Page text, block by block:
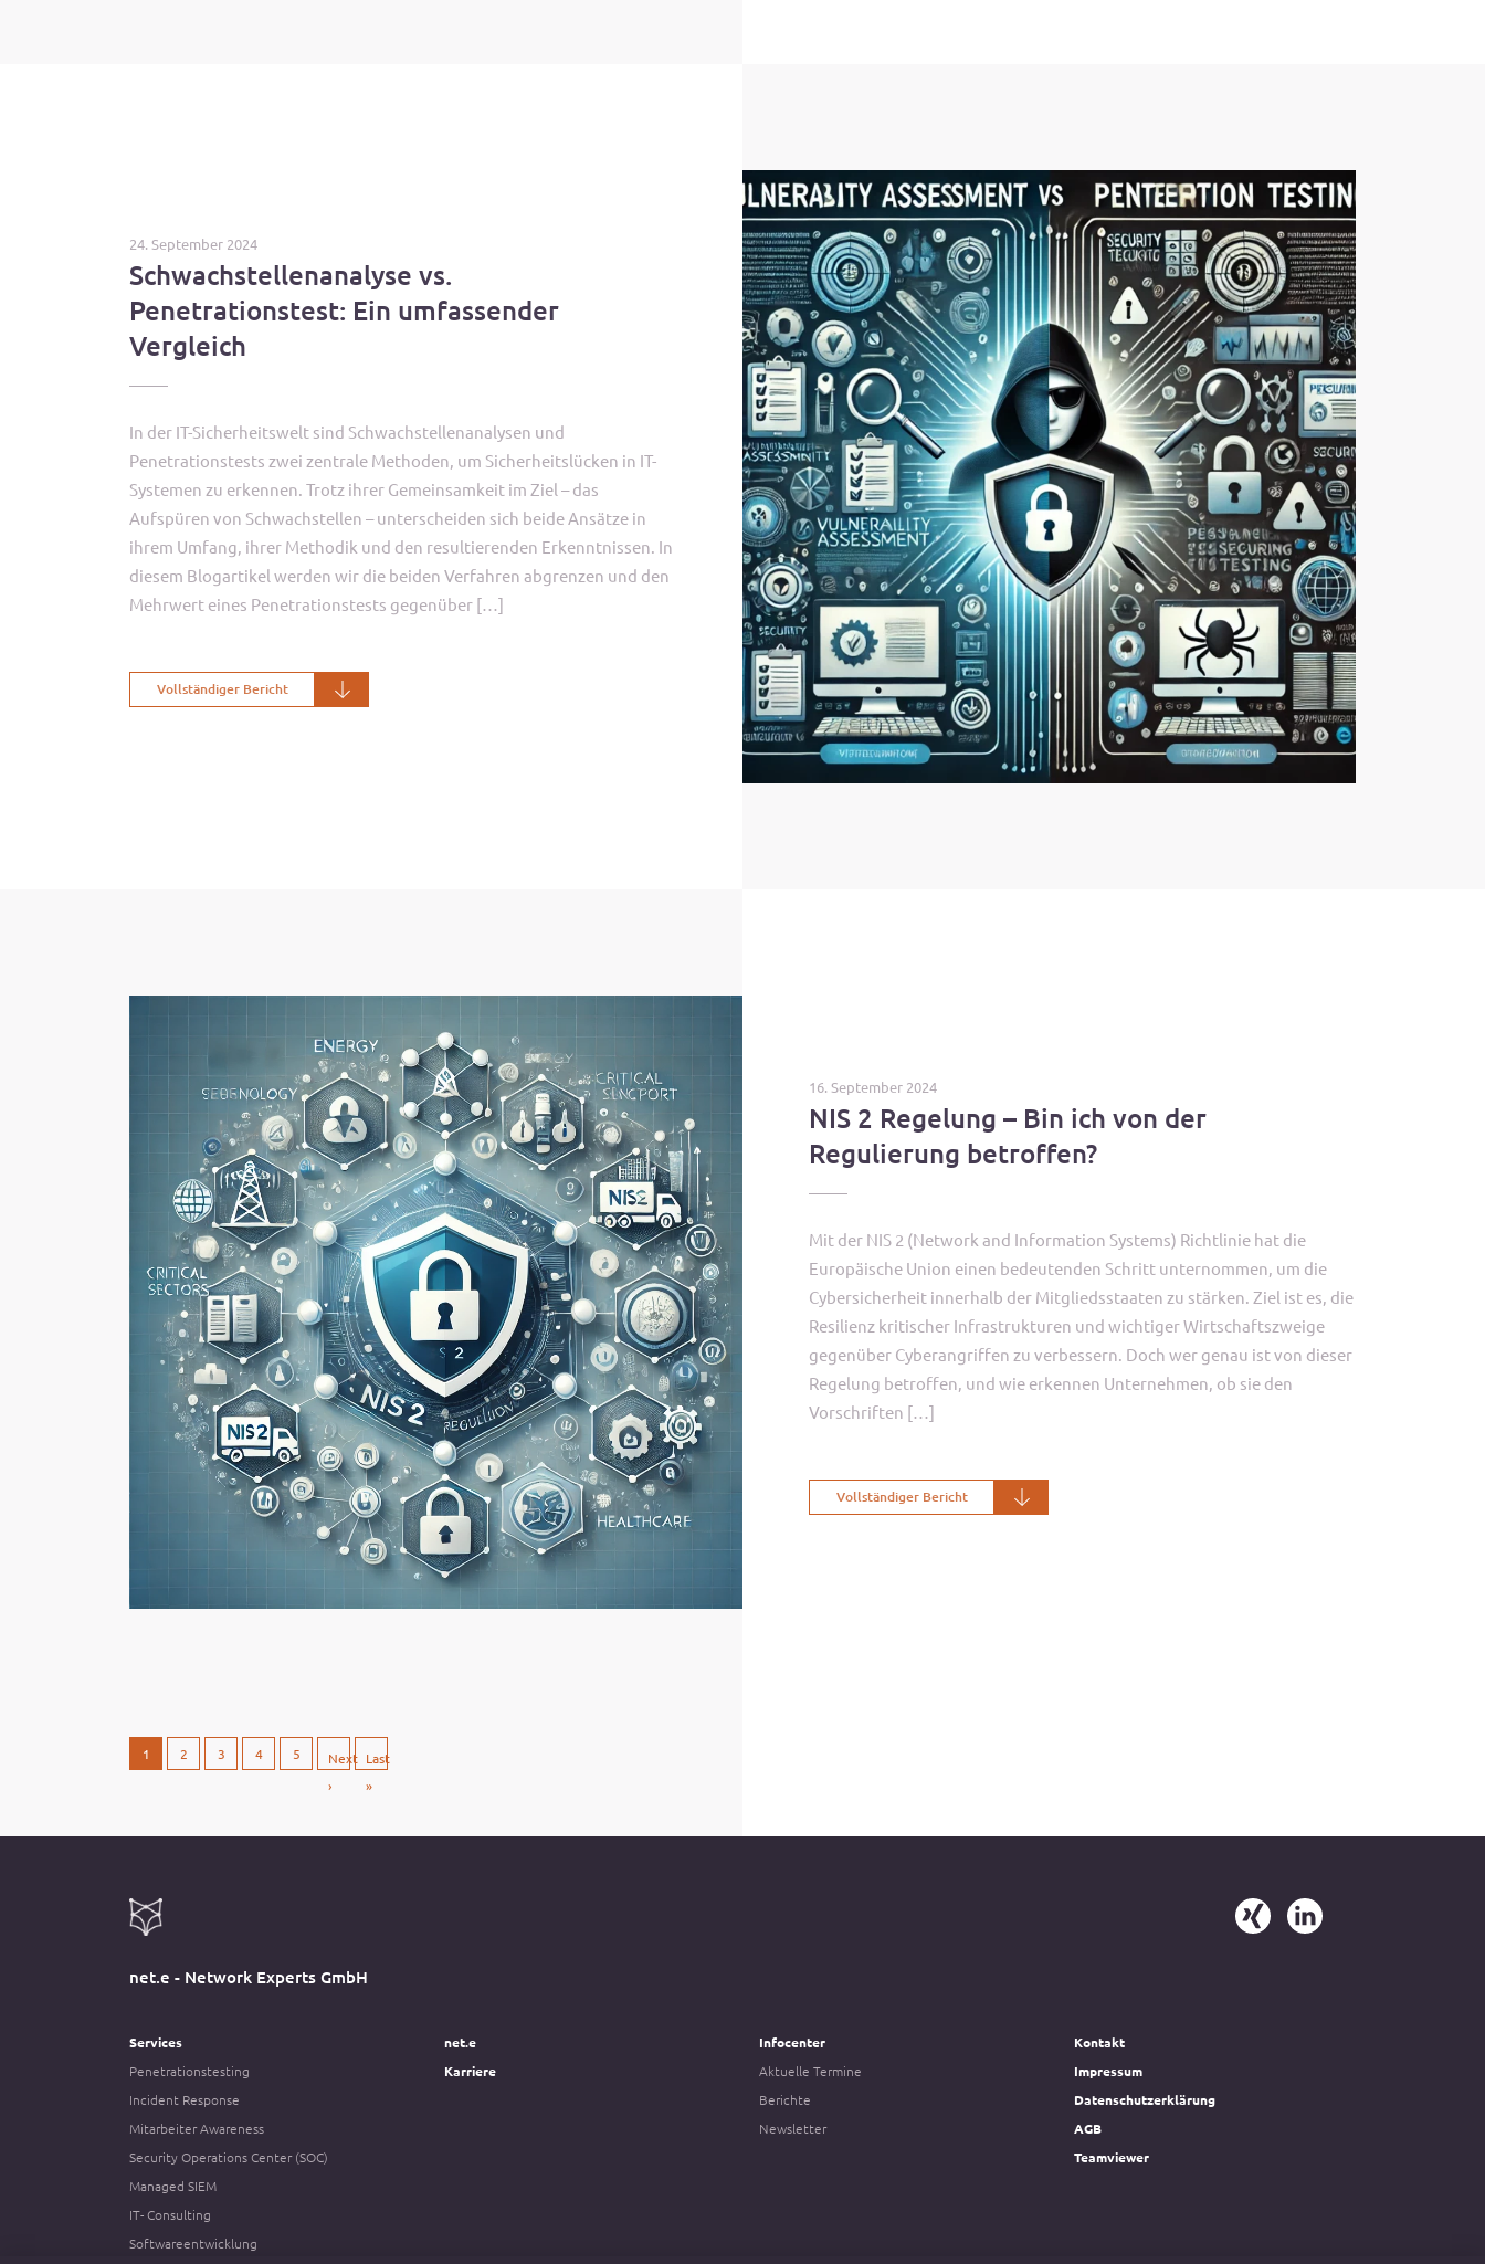
24. September 2024
Schwachstellenanalyse vs.
Penetrationstest: Ein umfassender
Vergleich
In der IT-Sicherheitswelt sind Schwachstellenanalysen und
Penetrationstests zwei zentrale Methoden, um Sicherheitslücken in IT-
Systemen zu erkennen. Trotz ihrer Gemeinsamkeit im Ziel – das
Aufspüren von Schwachstellen – unterscheiden sich beide Ansätze in
ihrem Umfang, ihrer Methodik und den resultierenden Erkenntnissen. In
diesem Blogartikel werden wir die beiden Verfahren abgrenzen und den
Mehrwert eines Penetrationstests gegenüber […]
Vollständiger Bericht
16. September 2024
NIS 2 Regelung – Bin ich von der
Regulierung betroffen?
Mit der NIS 2 (Network and Information Systems) Richtlinie hat die
Europäische Union einen bedeutenden Schritt unternommen, um die
Cybersicherheit innerhalb der Mitgliedsstaaten zu stärken. Ziel ist es, die
Resilienz kritischer Infrastrukturen und wichtiger Wirtschaftszweige
gegenüber Cyberangriffen zu verbessern. Doch wer genau ist von dieser
Regelung betroffen, und wie erkennen Unternehmen, ob sie den
Vorschriften […]
Vollständiger Bericht
1 2 3 4 5
Next
›
Last
»
net.e - Network Experts GmbH
Services
Penetrationstesting
Incident Response
Mitarbeiter Awareness
Security Operations Center (SOC)
Managed SIEM
IT- Consulting
Softwareentwicklung
net.e
Karriere
Infocenter
Aktuelle Termine
Berichte
Newsletter
Kontakt
Impressum
Datenschutzerklärung
AGB
Teamviewer